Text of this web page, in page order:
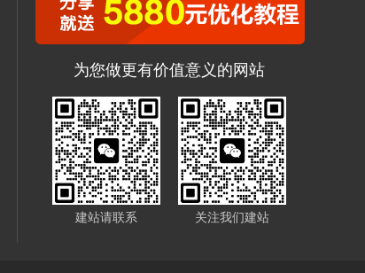
为您做更有价值意义的网站
建站请联系 关注我们建站